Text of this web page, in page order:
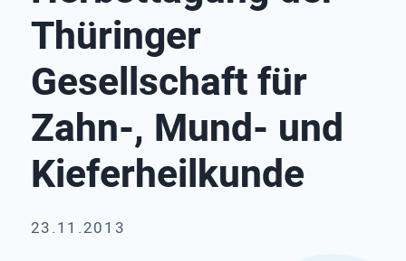
Thüringer
Gesellschaft für
Zahn-, Mund- und
Kieferheilkunde
23.11.2013